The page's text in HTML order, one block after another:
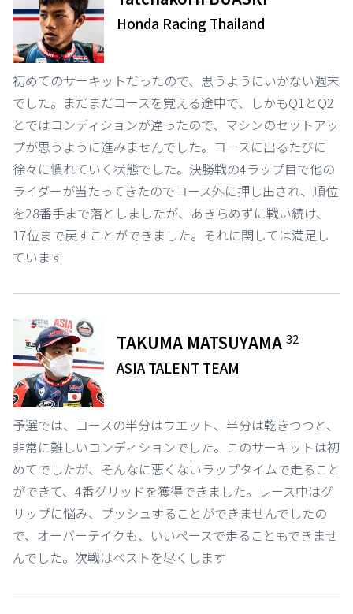
Honda Racing Thailand
初めてのサーキットだったので、思うようにいかない週末
でした。まだまだコースを覚える途中で、しかもQ1とQ2
とではコンディションが違ったので、マシンのセットアッ
プが思うように進みませんでした。コースに出るたびに
徐々に慣れていく状態でした。決勝戦の4ラップ目で他の
ライダーが当たってきたのでコース外に押し出され、順位
を28番手まで落としましたが、あきらめずに戦い続け、
17位まで戻すことができました。それに関しては満足し
ています
TAKUMA MATSUYAMA32
ASIA TALENT TEAM
予選では、コースの半分はウエット、半分は乾きつつと、
非常に難しいコンディションでした。このサーキットは初
めてでしたが、そんなに悪くないラップタイムで走ること
ができて、4番グリッドを獲得できました。レース中はグ
リップに悩み、プッシュすることができませんでしたの
で、オーバーテイクも、いいペースで走ることもできませ
んでした。次戦はベストを尽くします